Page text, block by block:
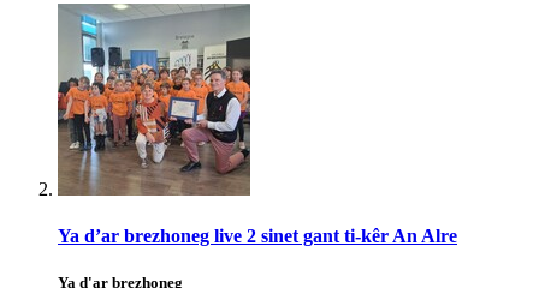
Ya d’ar brezhoneg live 2 sinet gant ti-kêr An Alre
Ya d'ar brezhoneg